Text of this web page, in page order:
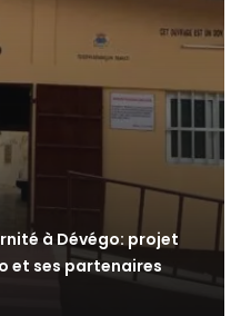
à Dévégo: projet
et ses partenaires